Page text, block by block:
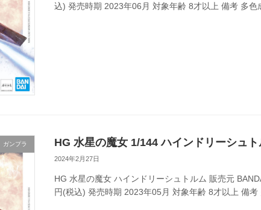
込) 発売時期 2023年06月 対象年齢 8才以上 備考 多
ガンプラ HG 水星の魔女 1/144 ハインドリーシュト
2024年2月27日
HG 水星の魔女 ハインドリーシュトルム 販売元
円(税込) 発売時期 2023年05月 対象年齢 8才以上 備